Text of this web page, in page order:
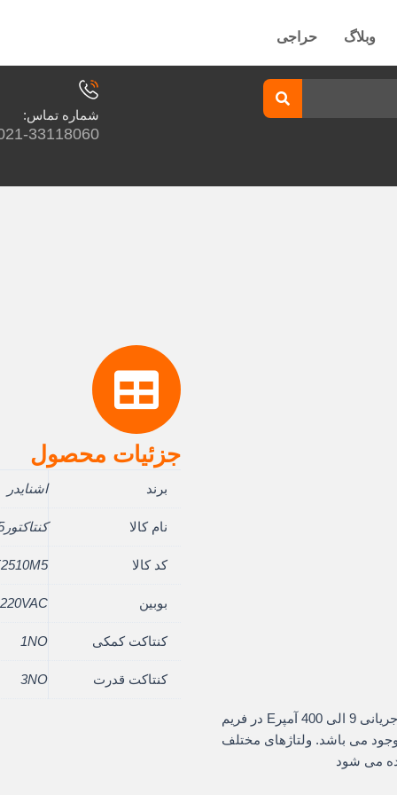
وبلاگ حراجی
شماره تماس:
33118060
کنتاکتور های سری E اشنایدر الکتریک فرانسه در رنج جریانی 9 الی 400 آمپرE در فریم
می باشد. ولتاژهای مختلف
جزئیات محصول
برند اشنایدر
نام کالا کنتاکتورE25 آمپر
کد کالا
بوبین 220VAC
کنتاکت کمکی 1NO
کنتاکت قدرت 3NO